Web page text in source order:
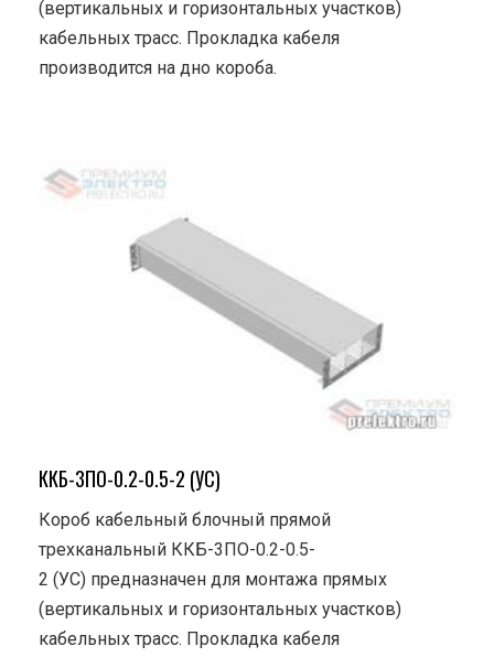
(вертикальных и горизонтальных участков)
кабельных трасс. Прокладка кабеля
производится на дно короба.
ККБ-3ПО-0.2-0.5-2 (УС)
Короб кабельный блочный прямой
трехканальный ККБ-3ПО-0.2-0.5-
2 (УС) предназначен для монтажа прямых
(вертикальных и горизонтальных участков)
кабельных трасс. Прокладка кабеля